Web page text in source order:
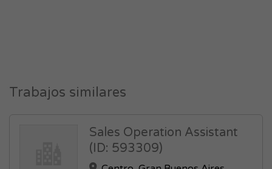
Trabajos similares
Sales Operation Assistant
(ID: 593309)